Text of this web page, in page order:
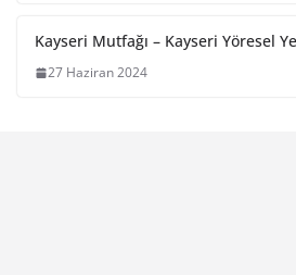
Kayseri Mutfağı – Kayseri Yöresel
27 Haziran 2024